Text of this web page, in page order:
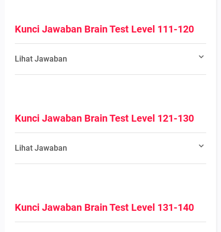
Kunci Jawaban Brain Test Level 111-120
Lihat Jawaban
Kunci Jawaban Brain Test Level 121-130
Lihat Jawaban
Kunci Jawaban Brain Test Level 131-140